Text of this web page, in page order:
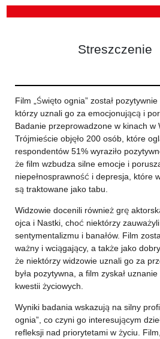
Streszczenie
Film „Święto ognia” został
którzy uznali go za emocjonującą i
Badanie przeprowadzone w kinach w
Trójmieście objęło 200 osób, które
respondentów 51% wyraziło
że film wzbudza silne emocje i
niepełnosprawność i depresja, które
są traktowane jako tabu.
Widzowie docenili również grę
ojca i Nastki, choć niektórzy
sentymentalizmu i banałów. Film
ważny i wciągający, a także jako
że niektórzy widzowie uznali go za
była pozytywna, a film zyskał
kwestii życiowych.
Wyniki badania wskazują na silny
ognia”, co czyni go interesującym
refleksji nad priorytetami w życiu.